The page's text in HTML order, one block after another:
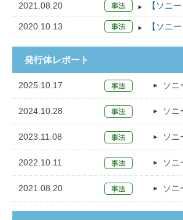
2021.08.20 【ソニ
2020.10.13 【ソニ
発行体レポート
2025.10.17 ソニ
2024.10.28 ソニ
2023.11.08 ソニ
2022.10.11 ソニ
2021.08.20 ソニ